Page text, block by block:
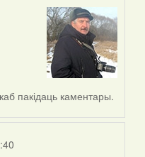
каб пакідаць каментары.